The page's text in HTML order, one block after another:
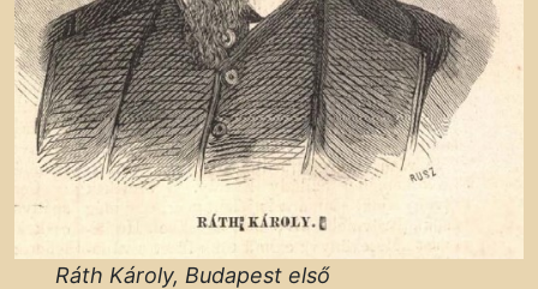
Ráth Károly, Budapest első